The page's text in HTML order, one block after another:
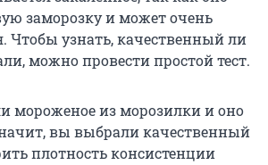
заморозку и может очень
Чтобы узнать, качественный ли
можно провести простой тест.
мороженое из морозилки и оно
вы выбрали качественный
плотность консистенции